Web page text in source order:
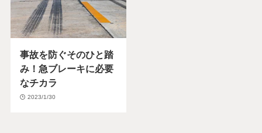
事故を防ぐそのひと踏
み！急ブレーキに必要
なチカラ
2023/1/30